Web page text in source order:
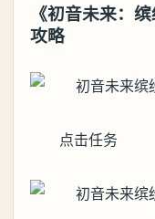
《初音未来：
攻略
点击任务